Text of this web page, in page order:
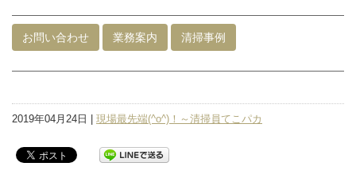
お問い合わせ 業務案内 清掃事例
2019年04月24日 | 現場最先端(^o^)！～清掃員てこパカ